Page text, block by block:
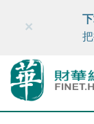
財華智庫
×